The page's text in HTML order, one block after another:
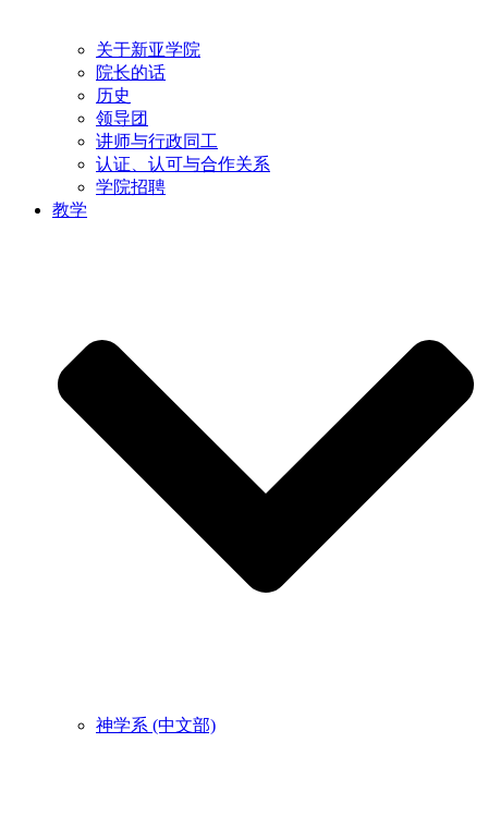
关于新亚学院
院长的话
历史
领导团
讲师与行政同工
认证、认可与合作关系
学院招聘
教学
神学系 (中文部)